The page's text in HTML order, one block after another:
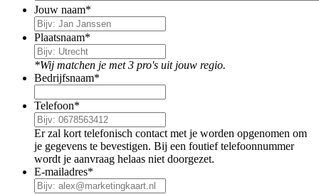
Jouw naam*
Plaatsnaam*
*Wij matchen je met 3 pro's uit jouw regio.
Bedrijfsnaam*
Telefoon*
Er zal kort telefonisch contact met je worden opgenomen om
je gegevens te bevestigen. Bij een foutief telefoonnummer
wordt je aanvraag helaas niet doorgezet.
E-mailadres*